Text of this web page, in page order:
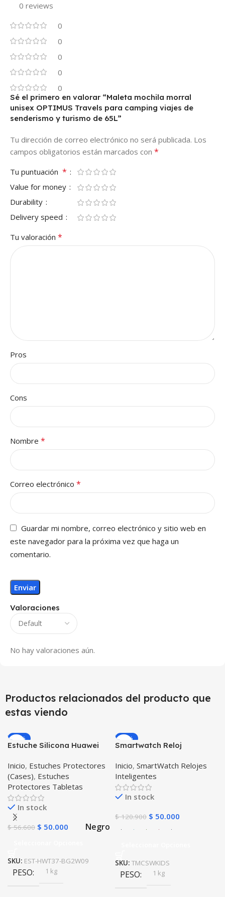
0 reviews
0
0
0
0
0
Valoraciones
No hay valoraciones aún.
Sé el primero en valorar “Maleta mochila morral
unisex OPTIMUS Travels para camping viajes de
senderismo y turismo de 65L”
Tu dirección de correo electrónico no será publicada. Los
campos obligatorios están marcados con *
Tu puntuación *
Value for money
Durability
Delivery speed
Tu valoración *
Pros
Cons
Nombre *
Correo electrónico *
Guardar mi nombre, correo electrónico y sitio web en
este navegador para la próxima vez que haga un
comentario.
Productos relacionados del producto que
estas viendo
-12%
Estuche Silicona Huawei
Inicio, Estuches Protectores
(Cases), Estuches
Protectores Tabletas
In stock
$56.600 $ 50.000 Negro
SKU: EST-HWT37-BG2W09
PESO 1 kg
-59%
Smartwatch Reloj
GPS Ubicar Niños SOS
Inicio, SmartWatch Relojes
Inteligentes
In stock
$120.900 $ 50.000
SKU: TMCSWKIDS
PESO 1 kg